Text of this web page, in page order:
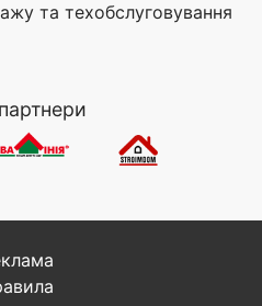
та техобслуговування